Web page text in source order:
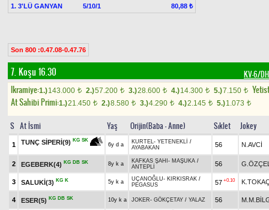
1. 3'LÜ GANYAN
5/10/1 80,88 ₺
Son 800 :0.47.08-0.47.76
7. Koşu 16.30 KV-6/
Ikramiye:1.)143.000 t 2.)57.200 t 3.)28.600 t 4.)14.300 t 5.)7.150 t
At Sahibi Primi:1.)21.450 t 2.)8.580 t 3.)4.290 t 4.)2.145 t 5.)1.073 t
S At İsmi Yaş Orijin(Baba - Anne) Sıklet Jokey
1 TUNÇ SİPERİ(9) KG SK
6y d a KURTEL- YETENEKLİ /
AYABAKAN
56 N.AVCİ
2 EGEBERK(4) KG DB SK 8y k a KAFKAS ŞAHI - MAŞUKA /
ANTEPLİ
56
3 SALUKİ(3) KG K 5y k a UÇANOĞLU- KIRKISRAK /
PEGASUS
57 +0.10
4 ESER(5) KG DB SK 10y k a JOKER- GÖKÇETAY / YALAZ 56